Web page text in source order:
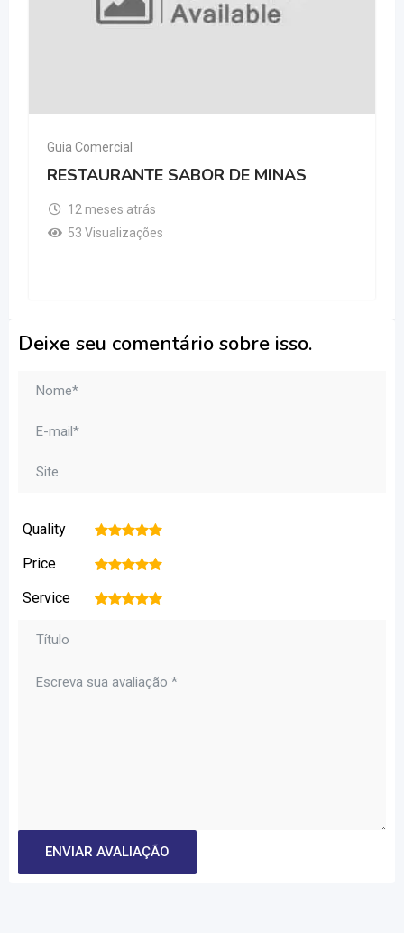
Guia Comercial
RESTAURANTE SABOR DE MINAS
12 meses atrás
53 Visualizações
Deixe seu comentário sobre isso.
Quality 5
4
3
2
Price 5
4
3
2
Service 5
4
3
2